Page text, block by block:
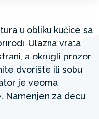
u obliku kućice sa
Ulazna vrata
a okrugli prozor
dvorište ili sobu
je veoma
Namenjen za decu